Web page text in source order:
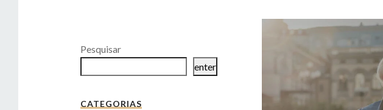
Pesquisar
enter
CATEGORIAS